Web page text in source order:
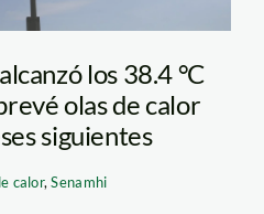
los 38.4 °C
olas de calor
siguientes
calor,Senamhi